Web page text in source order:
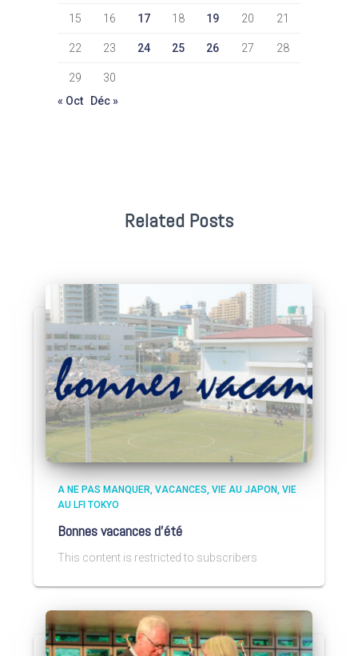
15 16 17 18 19 20 21
22 23 24 25 26 27 28
29
30
« Oct
Déc »
Related Posts
A NE PAS MANQUER VACANCES VIE AU JAPON VIE
AU LFI TOKYO
Bonnes vacances d’été
This content is restricted to subscribers